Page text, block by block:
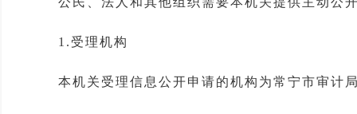
1.受理机构
本机关受理信息公开申请的机构为常宁市审计